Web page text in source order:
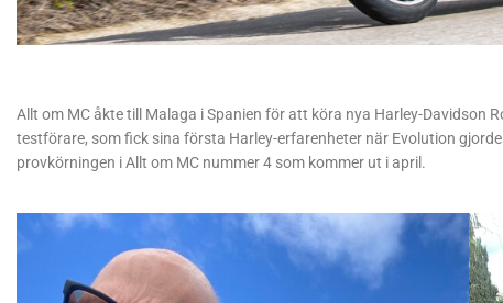
Allt om MC åkte till Malaga i Spanien för att köra nya Harley-Davidson
testförare, som fick sina första Harley-erfarenheter när Evolution
provkörningen i Allt om MC nummer 4 som kommer ut i april.